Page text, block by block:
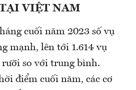
VIỆT NAM
cuối năm 2023 số vụ
mạnh, lên tới 1.614 vụ
rưỡi so với trung bình.
điểm cuối năm, các cơ